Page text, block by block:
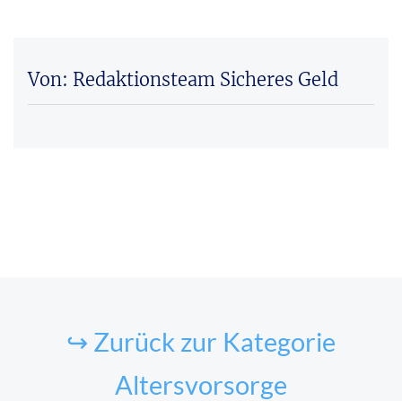
Von: Redaktionsteam Sicheres Geld
↪ Zurück zur Kategorie
Altersvorsorge